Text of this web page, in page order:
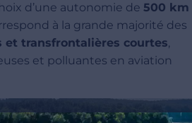
d’une autonomie de 500 km
à la grande majorité des
et transfrontalières courtes,
et polluantes en aviation